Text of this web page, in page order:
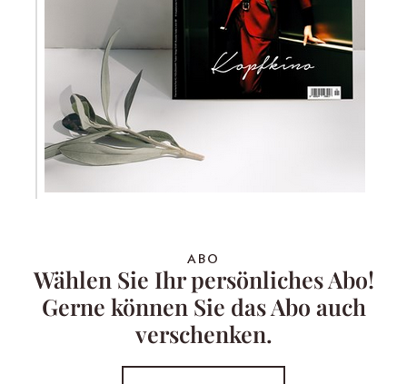
ABO
Wählen Sie Ihr persönliches Abo!
Gerne können Sie das Abo auch
verschenken.